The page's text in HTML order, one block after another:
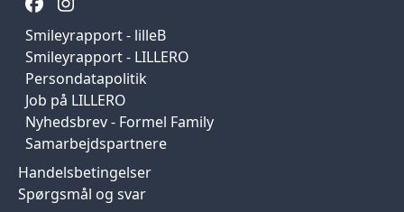
Smileyrapport - lilleB
Smileyrapport - LILLERO
Persondatapolitik
Job på LILLERO
Nyhedsbrev - Formel Family
Samarbejdspartnere
Handelsbetingelser
Spørgsmål og svar